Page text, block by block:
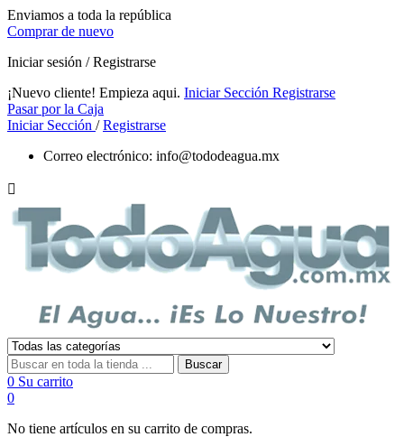
Enviamos a toda la república
Comprar de nuevo
Iniciar sesión / Registrarse
¡Nuevo cliente! Empieza aqui. Iniciar Sección Registrarse
Pasar por la Caja
Iniciar Sección /Registrarse
Correo electrónico: info@tododeagua.mx

Buscar
0 Su carrito
0
No tiene artículos en su carrito de compras.